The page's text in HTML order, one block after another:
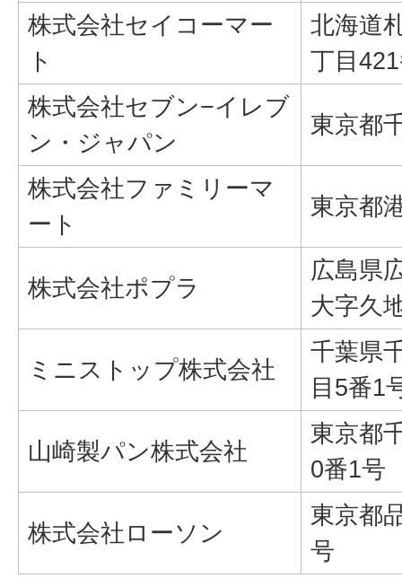
株式会社セイコーマー
ト
北海道
丁目
株式会社セブン−イレブ
ン・ジャパン
東京都
株式会社ファミリーマ
ート
東京都
株式会社ポプラ
広島県
大字久
ミニストップ株式会社
千葉県
目5番1
山崎製パン株式会社
東京都
0番1号
株式会社ローソン
東京都
号